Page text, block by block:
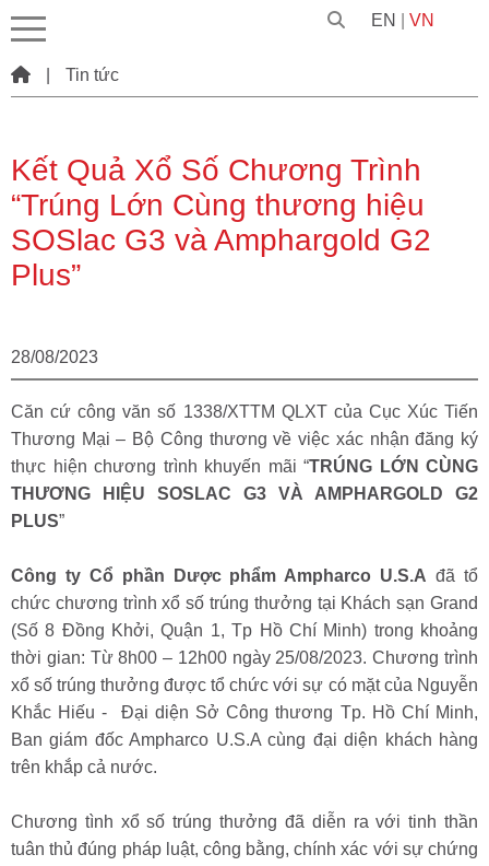
EN VN
Tin tức
Kết Quả Xổ Số Chương Trình
“Trúng Lớn Cùng thương hiệu
SOSlac G3 và Amphargold G2
Plus”
28/08/2023
Căn cứ công văn số 1338/XTTM QLXT của Cục Xúc Tiến
Thương Mại – Bộ Công thương về việc xác nhận đăng ký
thực hiện chương trình khuyến mãi “TRÚNG LỚN CÙNG
THƯƠNG HIỆU SOSLAC G3 VÀ AMPHARGOLD G2
PLUS”
Công ty Cổ phần Dược phẩm Ampharco U.S.A đã tổ
chức chương trình xổ số trúng thưởng tại Khách sạn Grand
(Số 8 Đồng Khởi, Quận 1, Tp Hồ Chí Minh) trong khoảng
thời gian: Từ 8h00 – 12h00 ngày 25/08/2023. Chương trình
xổ số trúng thưởng được tổ chức với sự có mặt của Nguyễn
Khắc Hiếu - Đại diện Sở Công thương Tp. Hồ Chí Minh,
Ban giám đốc Ampharco U.S.A cùng đại diện khách hàng
trên khắp cả nước.
Chương tình xổ số trúng thưởng đã diễn ra với tinh thần
tuân thủ đúng pháp luật, công bằng, chính xác với sự chứng